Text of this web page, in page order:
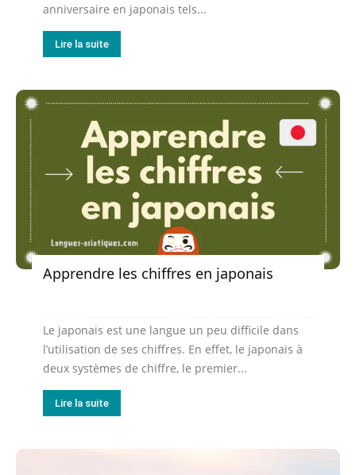
anniversaire en japonais tels...
Lire la suite
Apprendre les chiffres en japonais
Le japonais est une langue un peu difficile dans
l’utilisation de ses chiffres. En effet, le japonais à
deux systèmes de chiffre, le premier...
Lire la suite